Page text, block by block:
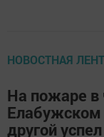
НОВОСТНАЯ
На пожаре в
Елабужском
другой